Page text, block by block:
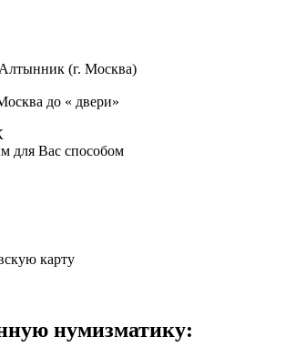
(г. Москва)
до « двери»
для Вас способом
карту
нумизматику: